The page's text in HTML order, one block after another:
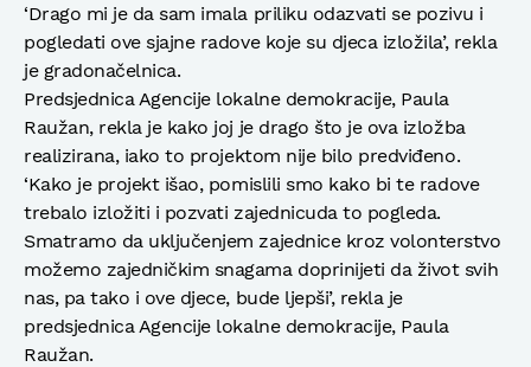
‘Drago mi je da sam imala priliku odazvati se pozivu i
pogledati ove sjajne radove koje su djeca izložila’, rekla
je gradonačelnica.
Predsjednica Agencije lokalne demokracije, Paula
Raužan, rekla je kako joj je drago što je ova izložba
realizirana, iako to projektom nije bilo predviđeno.
‘Kako je projekt išao, pomislili smo kako bi te radove
trebalo izložiti i pozvati zajednicuda to pogleda.
Smatramo da uključenjem zajednice kroz volonterstvo
možemo zajedničkim snagama doprinijeti da život svih
nas, pa tako i ove djece, bude ljepši’, rekla je
predsjednica Agencije lokalne demokracije, Paula
Raužan.